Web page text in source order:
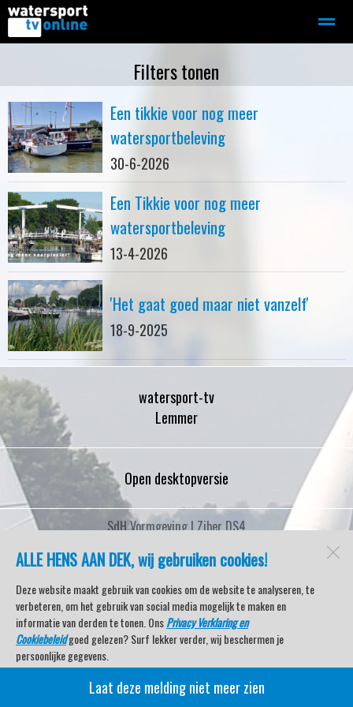
Motorboot-sloep Adverteren
Home
ALLE HENS AAN DEK, wij gebruiken cookies!
Deze website maakt gebruik van cookies om de website te analyseren, te
verbeteren, om het gebruik van social media mogelijk te maken en
informatie van derden te tonen. OnsPrivacy Verklaring en
Cookiebeleidgoed gelezen? Surf lekker verder, wij beschermen je
persoonlijke gegevens.
Veel kijkplezier met Watersport TV Beleving & Nieuws!
Laat deze melding niet meer zien
Filters tonen
Een tikkie voor nog meer
watersportbeleving
30-6-2026
Een Tikkie voor nog meer
watersportbeleving
13-4-2026
'Het gaat goed maar niet vanzelf'
18-9-2025
watersport-tv
Lemmer
Open desktopversie
SdH Vormgeving |Ziber DS4